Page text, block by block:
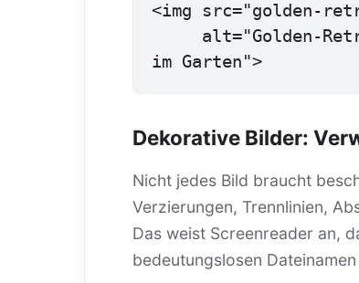
<img src="golden-
im Garten">
Dekorative Bilder:
Nicht jedes Bild braucht
Verzierungen, Trennlinien,
Das weist Screenreader an,
bedeutungslosen